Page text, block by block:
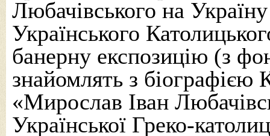
Любачівського на
Українського
банерну експозицію (з
знайомлять з
«Мирослав Іван
Української Греко-